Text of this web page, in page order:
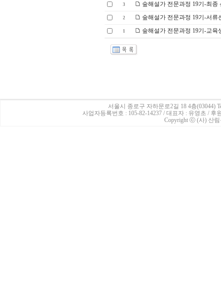
3 숲해설가 전문과정 19기-최종
2 숲해설가 전문과정 19기-서류
1 숲해설가 전문과정 19기-교육
서울시 종로구 자하문로2길 18 4층(03044)
사업자등록번호 : 105-82-14237 / 대표자 : 유영초 /
Copyright ⓒ (사) 산림